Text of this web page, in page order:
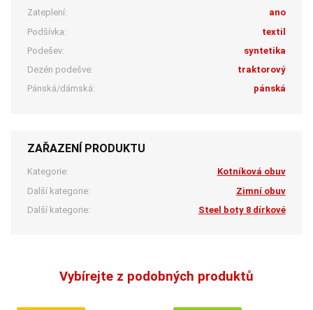
Zateplení:
ano
Podšívka:
textil
Podešev:
syntetika
Dezén podešve:
traktorový
Pánská/dámská:
pánská
ZAŘAZENÍ PRODUKTU
Kategorie:
Kotníková obuv
Další kategorie:
Zimní obuv
Další kategorie:
Steel boty 8 dírkové
Vybírejte z podobných produktů